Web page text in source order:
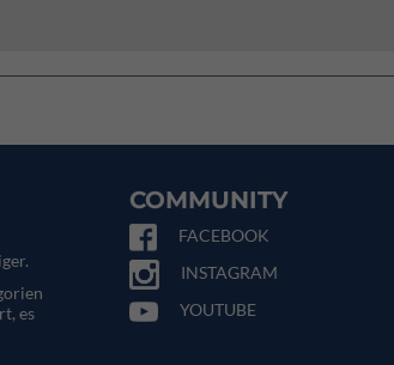
es
COMMUNITY
FACEBOOK
INSTAGRAM
YOUTUBE